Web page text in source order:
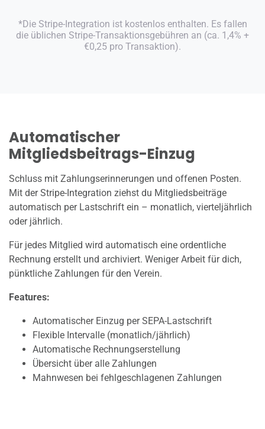
*Die Stripe-Integration ist kostenlos enthalten. Es fallen
die üblichen Stripe-Transaktionsgebühren an (ca. 1,4% +
€0,25 pro Transaktion).
Automatischer
Mitgliedsbeitrags-Einzug
Schluss mit Zahlungserinnerungen und offenen Posten.
Mit der Stripe-Integration ziehst du Mitgliedsbeiträge
automatisch per Lastschrift ein – monatlich, vierteljährlich
oder jährlich.
Für jedes Mitglied wird automatisch eine ordentliche
Rechnung erstellt und archiviert. Weniger Arbeit für dich,
pünktliche Zahlungen für den Verein.
Features:
Automatischer Einzug per SEPA-Lastschrift
Flexible Intervalle (monatlich/jährlich)
Automatische Rechnungserstellung
Übersicht über alle Zahlungen
Mahnwesen bei fehlgeschlagenen Zahlungen